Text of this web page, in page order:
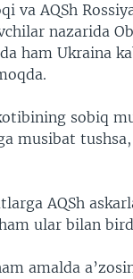
va AQSh
nazarida
ham Ukraina
sobiq
musibat
AQSh
ular bilan
amalda